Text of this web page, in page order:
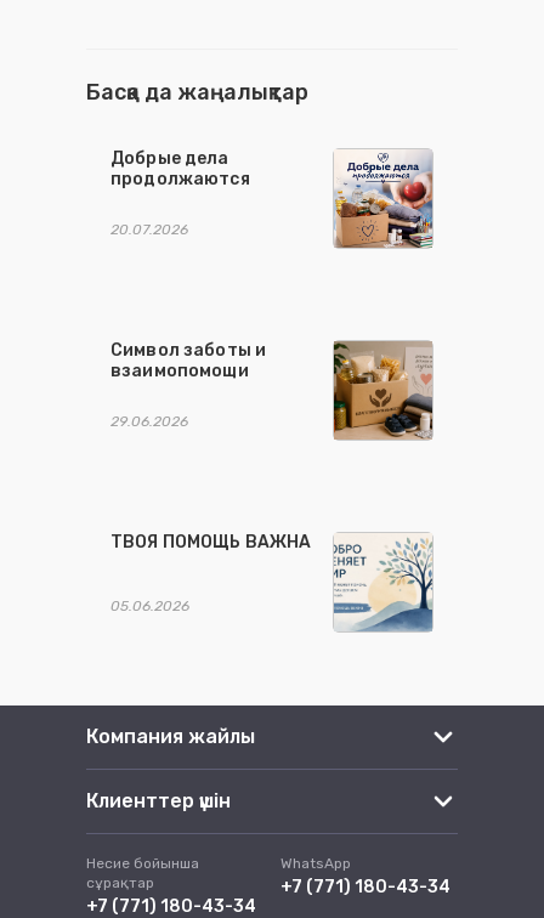
Басқа да жаңалықтар
Добрые дела
продолжаются
20.07.2026
Символ заботы и
взаимопомощи
29.06.2026
ТВОЯ ПОМОЩЬ ВАЖНА
05.06.2026
Компания жайлы
Клиенттер үшін
Несие бойынша
сұрақтар
+7 (771) 180-43-34
WhatsApp
+7 (771) 180-43-34